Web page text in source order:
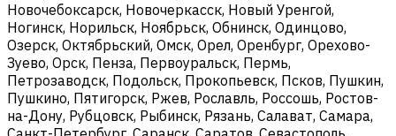
Новочебоксарск, Новочеркасск, Новый Уренгой,
Ногинск, Норильск, Ноябрьск, Обнинск, Одинцово,
Озерск, Октябрьский, Омск, Орел, Оренбург, Орехово-
Зуево, Орск, Пенза, Первоуральск, Пермь,
Петрозаводск, Подольск, Прокопьевск, Псков, Пушкин,
Пушкино, Пятигорск, Ржев, Рославль, Россошь, Ростов-
на-Дону, Рубцовск, Рыбинск, Рязань, Салават, Самара,